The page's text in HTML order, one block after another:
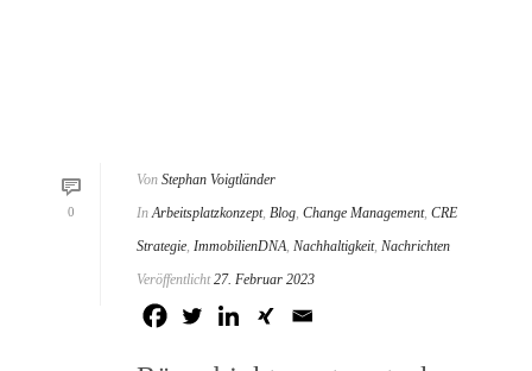
0
Von Stephan Voigtländer
In Arbeitsplatzkonzept, Blog Change Management, CRE
Strategie ImmobilienDNA Nachhaltigkeit, Nachrichten
Veröffentlicht 27. Februar 2023